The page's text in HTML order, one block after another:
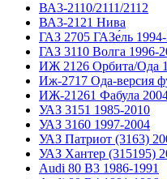
ВА3-2110/2111/2112
ВА3-2121 Нива
ГАЗ 2705 ГАЗе́ль
ГАЗ 3110 Волга 1996-
ИЖ 2126 Орбита/Ода
Иж-2717 Ода-версия
ИЖ-21261 Фабула
УАЗ 3151 1985-2010
УАЗ 3160 1997-2004
УАЗ Патриот (3163)
УАЗ Хантер (315195)
Audi 80 B3 1986-1991